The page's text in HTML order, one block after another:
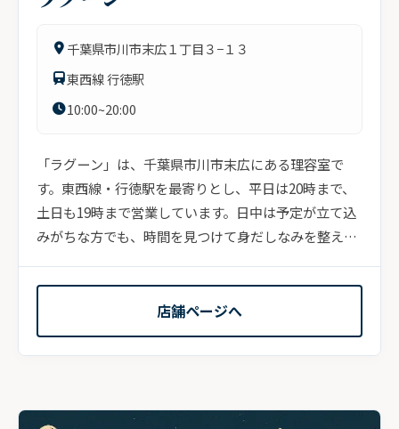
千葉県市川市末広１丁目３−１３
東西線 行徳駅
10:00~20:00
「ラグーン」は、千葉県市川市末広にある理容室で
す。東西線・行徳駅を最寄りとし、平日は20時まで、
土日も19時まで営業しています。日中は予定が立て込
みがちな方でも、時間を見つけて身だしなみを整えや
店舗ページへ